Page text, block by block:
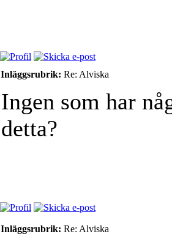
Inläggsrubrik: Re: Alviska
Ingen som har
detta?
Inläggsrubrik: Re: Alviska